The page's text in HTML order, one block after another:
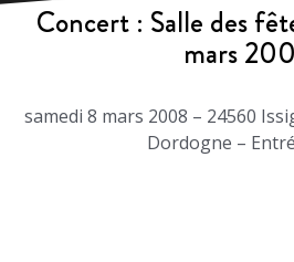
Concert : Salle des
mars
samedi 8 mars 2008 – 24560
Dordogne –